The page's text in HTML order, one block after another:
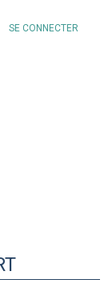
SE CONNECTER